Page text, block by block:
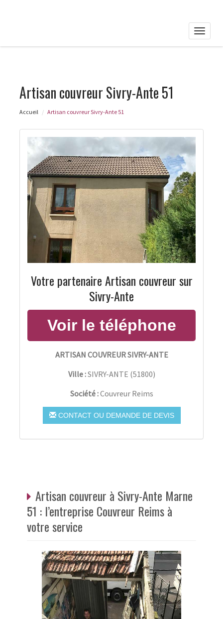
Toggle
Artisan couvreur Sivry-Ante 51
Accueil Artisan couvreur Sivry-Ante 51
Votre partenaire Artisan couvreur sur
Sivry-Ante
ARTISAN COUVREUR SIVRY-ANTE
Ville :SIVRY-ANTE (51800)
Société :Couvreur Reims
CONTACT OU DEMANDE DE DEVIS
Artisan couvreur à Sivry-Ante Marne
51 : l’entreprise Couvreur Reims à
votre service